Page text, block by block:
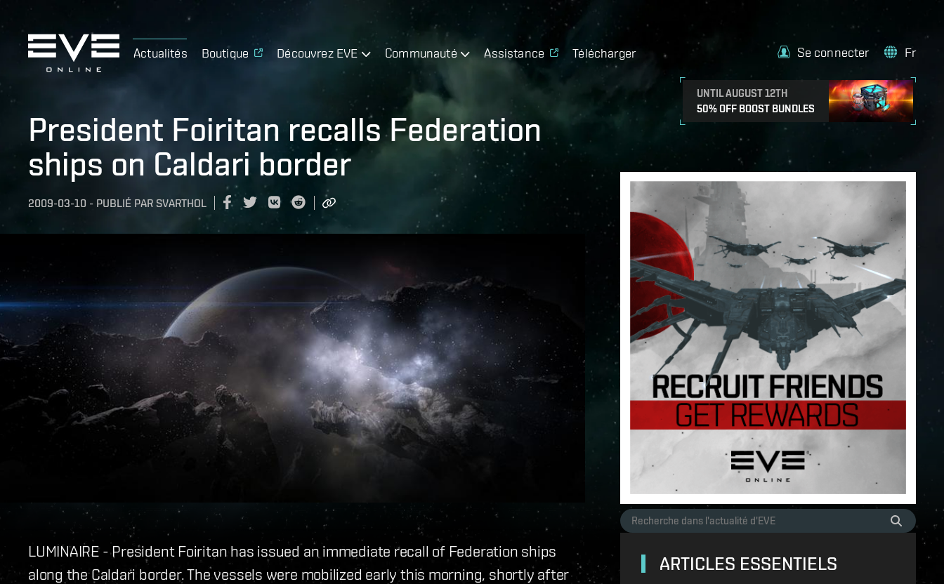
Actualités Boutique Découvrez EVE Communauté Assistance Télécharger
UNTIL AUGUST 12TH
50% OFF BOOST BUNDLES
Se connecter Fr
President Foiritan recalls Federation
ships on Caldari border
2009-03-10 - PUBLIÉ PAR SVARTHOL
LUMINAIRE - President Foiritan has issued an immediate recall of Federation ships
along the Caldari border. The vessels were mobilized early this morning, shortly after
ARTICLES ESSENTIELS